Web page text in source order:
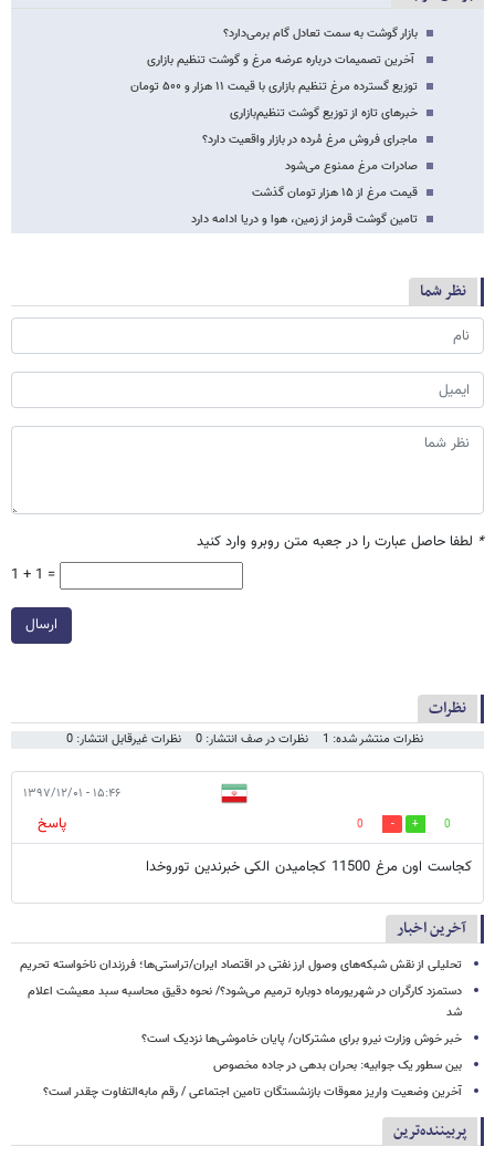
بازار گوشت به سمت تعادل گام برمی‌دارد؟
آخرین تصمیمات درباره عرضه مرغ و گوشت تنظیم بازاری
توزیع گسترده مرغ تنظیم بازاری با قیمت ١١ هزار و ۵۰۰ تومان
خبرهای تازه از توزیع گوشت تنظیم‌بازاری
ماجرای فروش مرغ مُرده در بازار واقعیت دارد؟
صادرات مرغ ممنوع می‌شود
قیمت مرغ از ۱۵ هزار تومان گذشت
تامین گوشت قرمز از زمین، هوا و دریا ادامه دارد
نظر شما
* لطفا حاصل عبارت را در جعبه متن روبرو وارد کنید
1 + 1 =
ارسال
نظرات
نظرات منتشر شده: 1 نظرات در صف انتشار: 0 نظرات غیرقابل انتشار: 0
۱۵:۴۶ - ۱۳۹۷/۱۲/۰۱
0
0
پاسخ
کجاست اون مرغ 11500 کجامیدن الکی خبرندین توروخدا
آخرین اخبار
تحلیلی از نقش شبکه‌های وصول ارز نفتی در اقتصاد ایران/تراستی‌ها؛ فرزندان ناخواسته تحریم
دستمزد کارگران در شهریورماه دوباره ترمیم می‌شود؟/ نحوه دقیق محاسبه سبد معیشت اعلام
شد
خبر خوش وزارت نیرو برای مشترکان/ پایان خاموشی‌ها نزدیک است؟
بین سطور یک جوابیه: بحران بدهی در جاده مخصوص
آخرین وضعیت واریز معوقات بازنشستگان تامین اجتماعی / رقم مابه‌التفاوت چقدر است؟
پربیننده‌ترین